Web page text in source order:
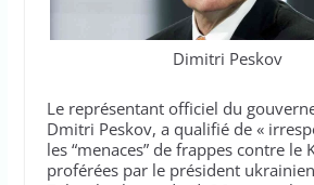
Dimitri Peskov
Le représentant officiel du
Dmitri Peskov, a qualifié de «
les “menaces” de frappes contre le
proférées par le président